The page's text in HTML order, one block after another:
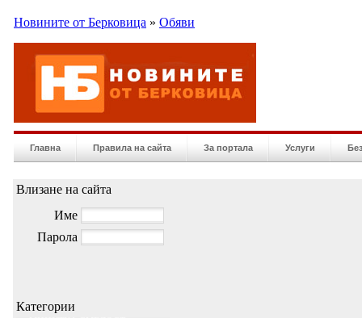
Новините от Берковица » Обяви
Главна Правила на сайта За портала Услуги
Влизане на сайта
Име
Парола
Категории